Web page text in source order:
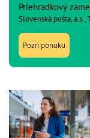
Priehradkový
Slovenská pošta, a.s.,
Pozri ponuku